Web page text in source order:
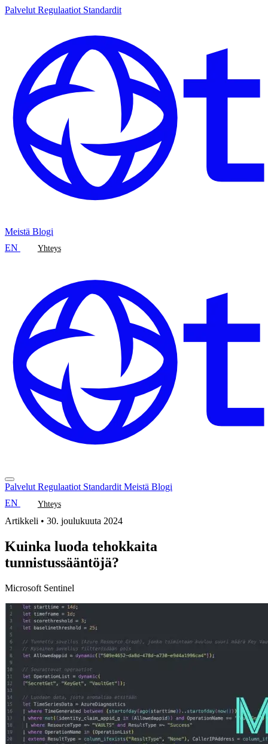
Palvelut Regulaatiot Standardit
Meistä Blogi
EN
Yhteys
Palvelut Regulaatiot Standardit Meistä Blogi
EN
Yhteys
Artikkeli • 30. joulukuuta 2024
Kuinka luoda tehokkaita
tunnistussääntöjä?
Microsoft Sentinel